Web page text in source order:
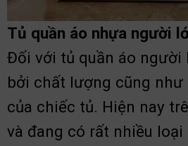
Tủ quần áo nhựa người
Đối với tủ quần áo người
bởi chất lượng cũng như
của chiếc tủ. Hiện nay
và đang có rất nhiều loại